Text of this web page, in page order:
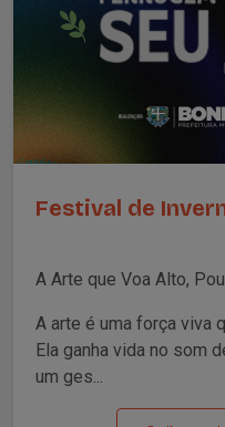
Festival de
A Arte que Voa Alto,
A arte é uma força viva
Ela ganha vida no som
um ges...